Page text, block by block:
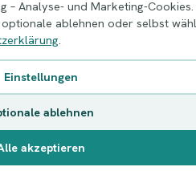
Dolmetscher
– Analyse- und Marketing-Cookies.
ablehnen oder selbst
Einstellungen
ablehnen
akzeptieren